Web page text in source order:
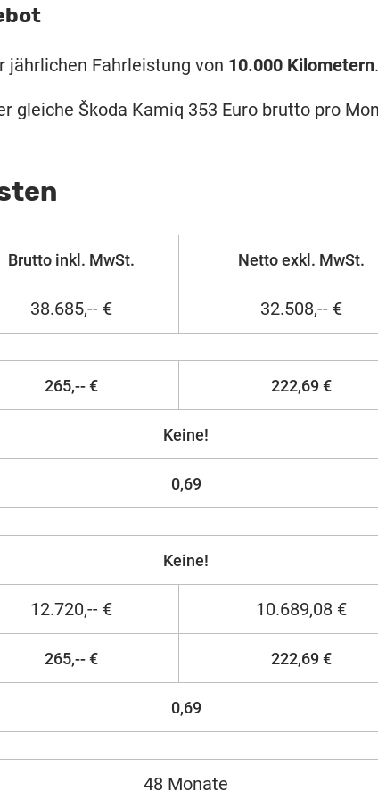
jährlichen Fahrleistung von 10.000 Kilometern.
gleiche Škoda Kamiq 353 Euro brutto pro
Brutto inkl. MwSt. Netto exkl. MwSt.
38.685,-- € 32.508,-- €
265,-- € 222,69 €
Keine!
0,69
Keine!
12.720,-- € 10.689,08 €
265,-- € 222,69 €
0,69
48 Monate